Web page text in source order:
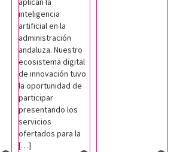
inteligencia
artificial en la
administración
andaluza. Nuestro
ecosistema digital
de innovación tuvo
la oportunidad de
participar
presentando los
servicios
ofertados para la
[…]